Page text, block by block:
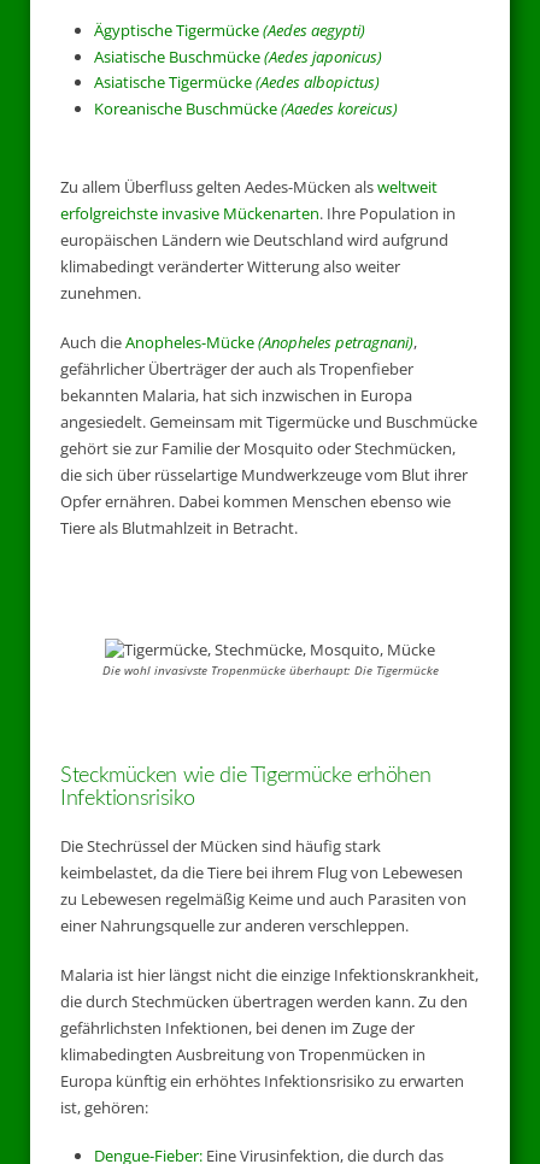
Ägyptische Tigermücke(Aedes aegypti)
Asiatische Buschmücke(Aedes japonicus)
Asiatische Tigermücke(Aedes albopictus)
Koreanische Buschmücke(Aaedes koreicus)
Zu allem Überfluss gelten Aedes-Mücken alsweltweit
erfolgreichste invasive Mückenarten. Ihre Population in
europäischen Ländern wie Deutschland wird aufgrund
klimabedingt veränderter Witterung also weiter
zunehmen.
Auch dieAnopheles-Mücke(Anopheles petragnani),
gefährlicher Überträger der auch als Tropenfieber
bekannten Malaria, hat sich inzwischen in Europa
angesiedelt. Gemeinsam mit Tigermücke und Buschmücke
gehört sie zur Familie der Mosquito oder Stechmücken,
die sich über rüsselartige Mundwerkzeuge vom Blut ihrer
Opfer ernähren. Dabei kommen Menschen ebenso wie
Tiere als Blutmahlzeit in Betracht.
Die wohl invasivste Tropenmücke überhaupt: Die Tigermücke
Steckmücken wie die Tigermücke erhöhen
Infektionsrisiko
Die Stechrüssel der Mücken sind häufig stark
keimbelastet, da die Tiere bei ihrem Flug von Lebewesen
zu Lebewesen regelmäßig Keime und auch Parasiten von
einer Nahrungsquelle zur anderen verschleppen.
Malaria ist hier längst nicht die einzige Infektionskrankheit,
die durch Stechmücken übertragen werden kann. Zu den
gefährlichsten Infektionen, bei denen im Zuge der
klimabedingten Ausbreitung von Tropenmücken in
Europa künftig ein erhöhtes Infektionsrisiko zu erwarten
ist, gehören:
Dengue-Fieber:Eine Virusinfektion, die durch das